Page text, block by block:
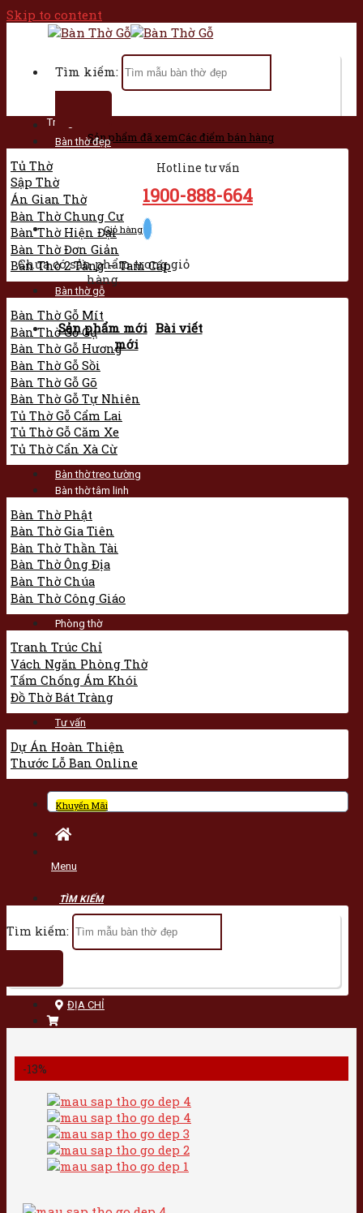
Skip to content
Tìm kiếm:
Sản phẩm đã xemCác điểm bán hàng
Hotline tư vấn
1900-888-664
Giỏ hàng
Chưa có sản phẩm trong giỏ
hàng.
Sản phẩm mới Bài viết
mới
Trang chủ
Bàn thờ đẹp
Tủ Thờ
Sập Thờ
Án Gian Thờ
Bàn Thờ Chung Cư
Bàn Thờ Hiện Đại
Bàn Thờ Đơn Giản
Bàn Thờ 2 Tầng – Tam Cấp
Bàn thờ gỗ
Bàn Thờ Gỗ Mít
Bàn Thờ Gỗ Gụ
Bàn Thờ Gỗ Hương
Bàn Thờ Gỗ Sồi
Bàn Thờ Gỗ Gõ
Bàn Thờ Gỗ Tự Nhiên
Tủ Thờ Gỗ Cẩm Lai
Tủ Thờ Gỗ Căm Xe
Tủ Thờ Cẩn Xà Cừ
Bàn thờ treo tường
Bàn thờ tâm linh
Bàn Thờ Phật
Bàn Thờ Gia Tiên
Bàn Thờ Thần Tài
Bàn Thờ Ông Địa
Bàn Thờ Chúa
Bàn Thờ Công Giáo
Phòng thờ
Tranh Trúc Chỉ
Vách Ngăn Phòng Thờ
Tấm Chống Ám Khói
Đồ Thờ Bát Tràng
Tư vấn
Dự Án Hoàn Thiện
Thước Lỗ Ban Online
Khuyến Mãi
Menu
Tìm kiếm:
ĐỊA CHỈ
-13%